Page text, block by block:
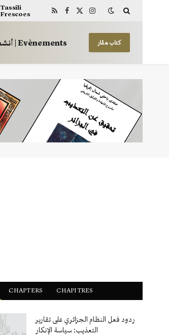
Tassili
Frescoes
RSS Facebook
X
Instagram
أنشطة | Evènements كتاب هڤار
ْCHAPTERS CHAPITRES
ردود فعل النظام الجزائري على تقارير
التعذيب: سياسة الإنكار